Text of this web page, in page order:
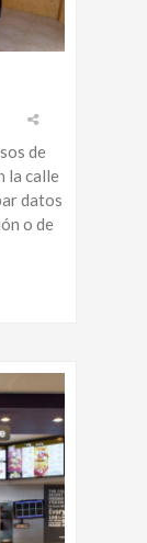
de
la calle
datos
o de